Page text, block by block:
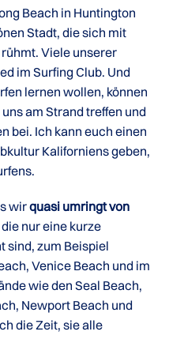
Beach in Huntington
Stadt, die sich mit
Viele unserer
im Surfing Club. Und
lernen wollen, können
am Strand treffen und
bei. Ich kann euch einen
Kaliforniens geben,
wirquasi umringt von
nur eine kurze
sind, zum Beispiel
Venice Beach und im
wie den Seal Beach,
Newport Beach und
die Zeit, sie alle